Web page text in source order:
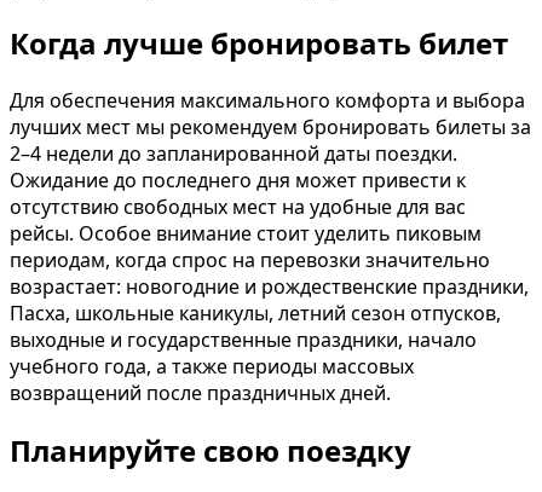
Когда лучше бронировать билет
Для обеспечения максимального комфорта и выбора
лучших мест мы рекомендуем бронировать билеты за
2–4 недели до запланированной даты поездки.
Ожидание до последнего дня может привести к
отсутствию свободных мест на удобные для вас
рейсы. Особое внимание стоит уделить пиковым
периодам, когда спрос на перевозки значительно
возрастает: новогодние и рождественские праздники,
Пасха, школьные каникулы, летний сезон отпусков,
выходные и государственные праздники, начало
учебного года, а также периоды массовых
возвращений после праздничных дней.
Планируйте свою поездку